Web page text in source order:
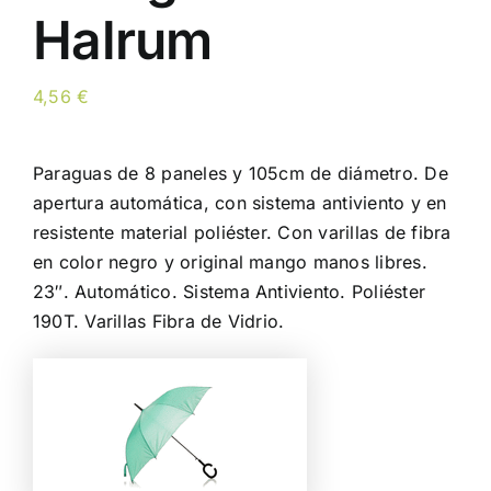
Halrum
4,56€
Paraguas de 8 paneles y 105cm de diámetro. De
apertura automática, con sistema antiviento y en
resistente material poliéster. Con varillas de fibra
en color negro y original mango manos libres.
23″. Automático. Sistema Antiviento. Poliéster
190T. Varillas Fibra de Vidrio.